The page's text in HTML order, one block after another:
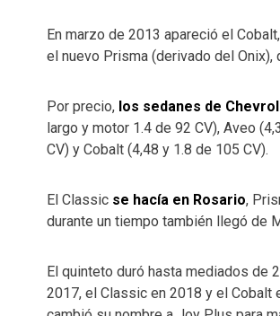
En marzo de 2013 apareció el Cobalt,
el nuevo Prisma (derivado del
Por precio, los sedanes de
largo y motor 1.4 de 92 CV), Aveo
CV) y Cobalt (4,48 y 1.8 de 105 CV).
El Classic se hacía en Rosario,
durante un tiempo también llegó de
El quinteto duró hasta mediados de
2017, el Classic en 2018 y el Cobalt